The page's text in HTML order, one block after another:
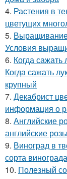
4. Растения в
цветущих
5.
Условия
6. Когда
Когда сажать
крупный
7. Декабрист
информация о
8. Английские
английские
9. Виноград в
сорта винограда
10. Полезный